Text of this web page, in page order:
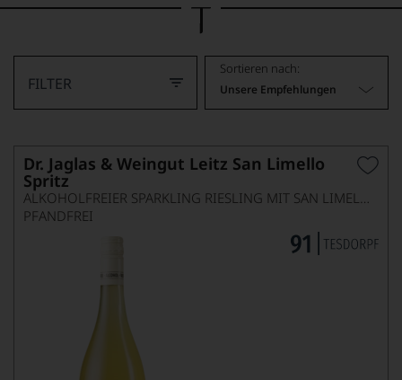
von
FILTER
Sortieren nach:
Unsere Empfehlungen
Dr. Jaglas & Weingut Leitz San Limello
Spritz
ALKOHOLFREIER SPARKLING RIESLING MIT SAN LIMELLO
PFANDFREI